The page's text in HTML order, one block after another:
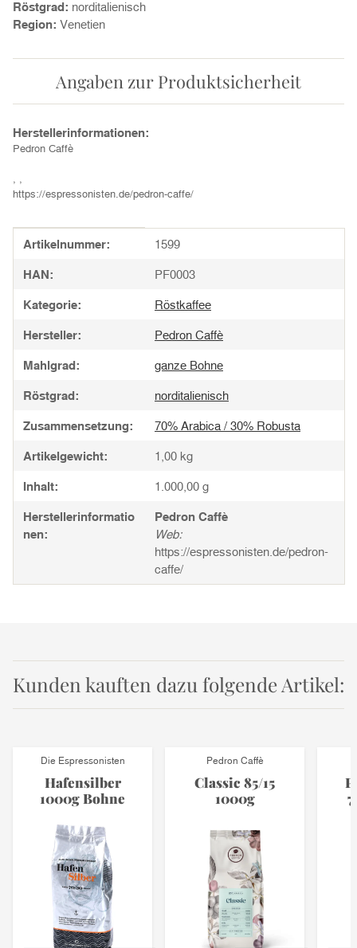
Röstgrad: norditalienisch
Region: Venetien
Angaben zur Produktsicherheit
Herstellerinformationen:
Pedron Caffè
, ,
https://espressonisten.de/pedron-caffe/
Produkteigenschaft
Wert
Artikelnummer: 1599
HAN: PF0003
Kategorie: Röstkaffee
Hersteller: Pedron Caffè
Mahlgrad: ganze Bohne
Röstgrad: norditalienisch
Zusammensetzung: 70% Arabica / 30% Robusta
Artikelgewicht: 1,00 kg
Inhalt: 1.000,00 g
Herstellerinformatio
nen:
Pedron Caffè
Web:
https://espressonisten.de/pedron-
caffe/
Kunden kauften dazu folgende Artikel:
Die Espressonisten
Hafensilber
1000g Bohne
Pedron Caffè
Classic 85/15
1000g